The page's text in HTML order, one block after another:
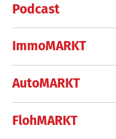
Podcast
ImmoMARKT
AutoMARKT
FlohMARKT